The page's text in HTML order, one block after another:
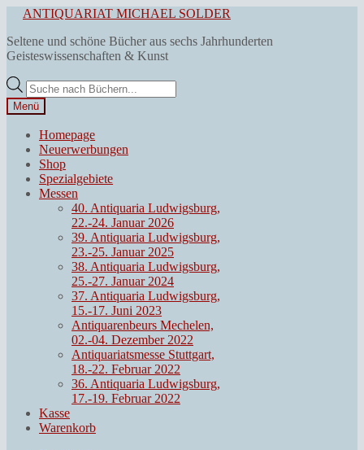
springen
Zum
springen
ANTIQUARIAT MICHAEL SOLDER
Seltene und schöne Bücher aus sechs Jahrhunderten
Geisteswissenschaften & Kunst
Products
search
Menü
Homepage
Neuerwerbungen
Shop
Spezialgebiete
Messen
40. Antiquaria Ludwigsburg,
22.-24. Januar 2026
39. Antiquaria Ludwigsburg,
23.-25. Januar 2025
38. Antiquaria Ludwigsburg,
25.-27. Januar 2024
37. Antiquaria Ludwigsburg,
15.-17. Juni 2023
Antiquarenbeurs Mechelen,
02.-04. Dezember 2022
Antiquariatsmesse Stuttgart,
18.-22. Februar 2022
36. Antiquaria Ludwigsburg,
17.-19. Februar 2022
Kasse
Warenkorb